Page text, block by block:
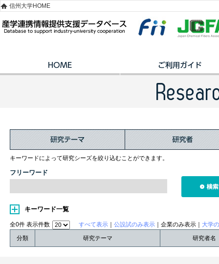
信州大学HOME
キーワードによって研究シーズを絞り込むことができます。
フリーワード
キーワード一覧
全0件 表示件数 すべて表示 公設試のみ表示 ｜企業のみ表示｜ 大学
分類
研究テーマ 研究者名